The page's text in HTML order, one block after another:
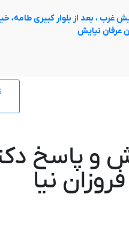
، بعد از بلوار کبیری طامه، خیابان
نیایش
پاسخ دکتر
نیا